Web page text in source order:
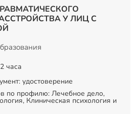
У ЛИЦ С
часа
удостоверение
по профилю: Лечебное дело,
Клиническая психология и